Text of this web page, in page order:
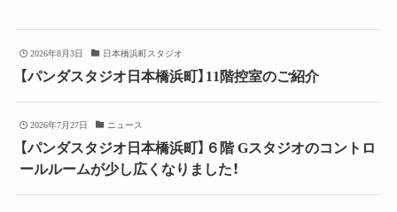
2026年8月3日 日本橋浜町スタジオ
【パンダスタジオ日本橋浜町】11階控室のご紹介
2026年7月27日 ニュース
【パンダスタジオ日本橋浜町】６階 Gスタジオのコントロ
ールルームが少し広くなりました！